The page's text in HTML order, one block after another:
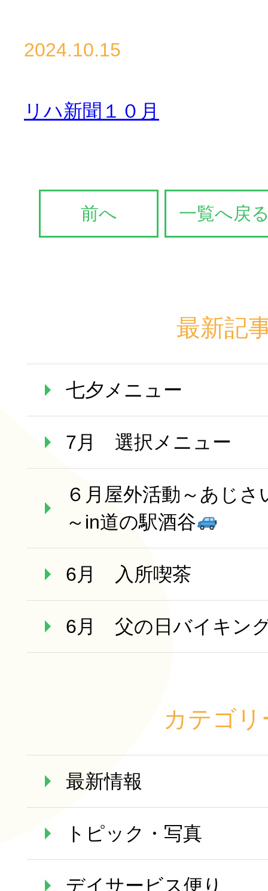
2024.10.15
リハ新聞１０月
前へ 一覧へ戻
最新記
七夕メニュー
7月 選択メニュー
６月屋外活動～あじ
～in道の駅酒谷
6月 入所喫茶
6月 父の日バイキン
カテゴリ
最新情報
トピック・写真
デイサービス便り
介護老人保健施設 長寿の
長寿の里通所リハビリテ
長寿の里 デイサービスセ
グループホーム 長寿
長寿の里在宅介護支援セ
活動のご報
最新情報
デイサービス便り
グループホーム便り
通所リハビリテーション
一覧
その他
採用情報